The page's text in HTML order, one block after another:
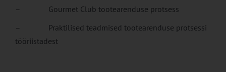
– Gourmet Club tootearenduse protsess
– Praktilised teadmised tootearenduse protsessi
tööriistadest